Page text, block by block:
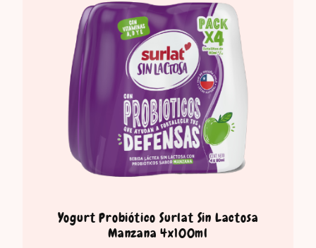
Yogurt Probiótico Surlat Sin Lactosa
Manzana 4x100ml